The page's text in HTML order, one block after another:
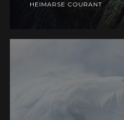
HEIMARSE COURANT